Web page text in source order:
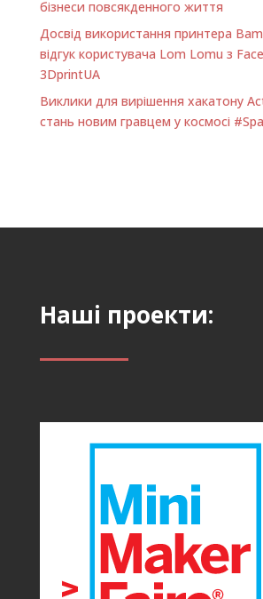
бізнеси повсякденного життя
Досвід використання принтера
відгук користувача Lom Lomu з
3DprintUA
Виклики для вирішення хакатону
стань новим гравцем у космосі
Наші проекти: